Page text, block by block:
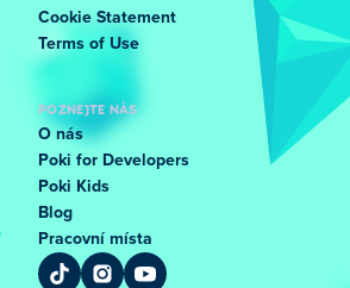
Cookie Statement
Terms of Use
POZNEJTE NÁS
O nás
Poki for Developers
Poki Kids
Blog
Pracovní místa